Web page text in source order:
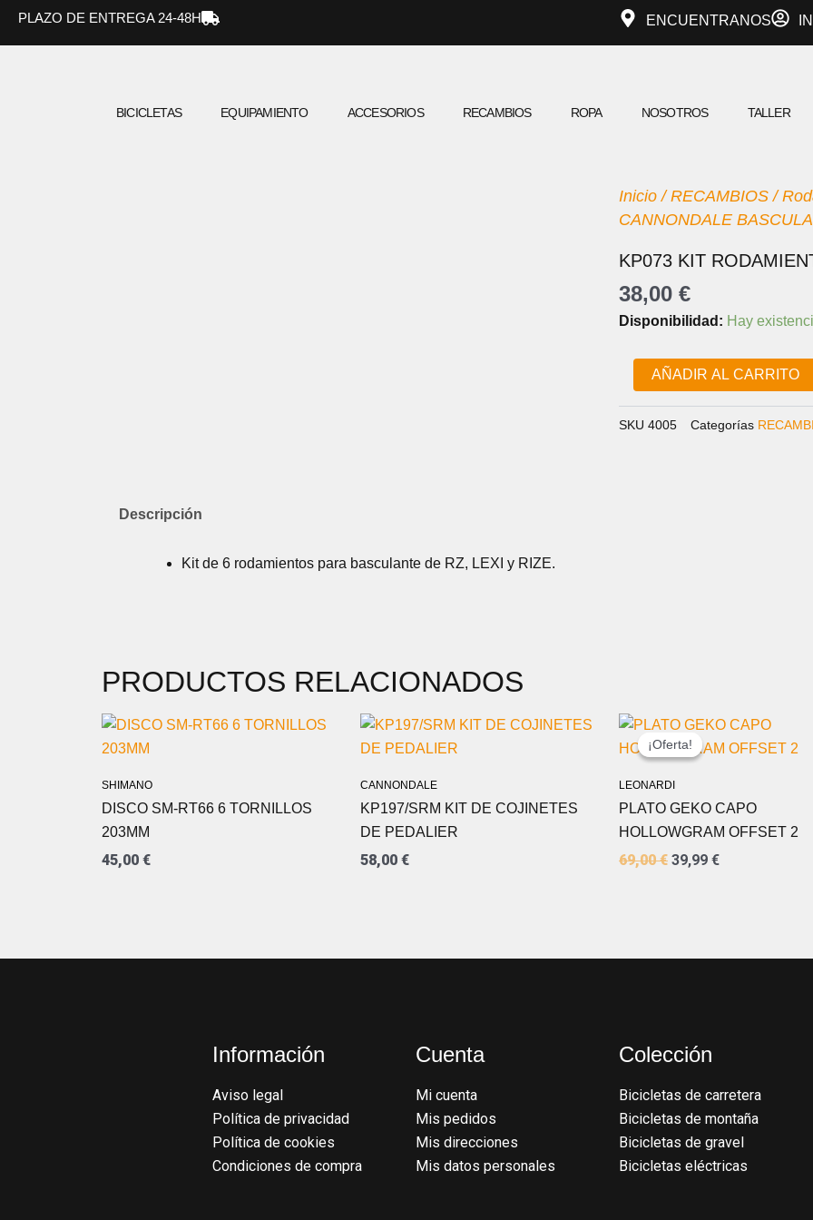
PLAZO DE ENTREGA 24-48H ENCUENTRANOS
BICICLETAS EQUIPAMIENTO ACCESORIOS RECAMBIOS ROPA NOSOTROS TALLER
Inicio /RECAMBIOS /
CANNONDALE
KP073 KIT
38,00 €
Disponibilidad: Hay
KP073
CANNONDALE
BASCULANTE
cantidad
AÑADIR AL CARRITO
SKU 4005 Categorías
Descripción
Kit de 6 rodamientos para basculante de RZ, LEXI y RIZE.
PRODUCTOS RELACIONADOS
SHIMANO
DISCO SM-RT66 6 TORNILLOS
203MM
45,00 €
CANNONDALE
KP197/SRM KIT DE COJINETES
DE PEDALIER
58,00 €
¡Oferta!
LEONARDI
¡Oferta!
PLATO GEKO CAPO
HOLLOWGRAM OFFSET 2
69,00€
EL
PRECIO
ORIGINAL
69,00 €.
39,99 €
EL
PRECIO
ACTUAL
Información
Aviso legal
Política de privacidad
Política de cookies
Condiciones de compra
Cuenta
Mi cuenta
Mis pedidos
Mis direcciones
Mis datos personales
Colección
Bicicletas de carretera
Bicicletas de montaña
Bicicletas de gravel
Bicicletas eléctricas